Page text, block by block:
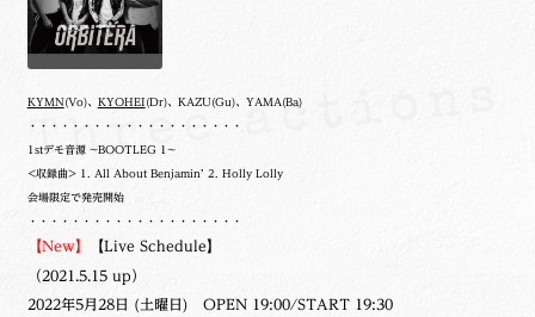
KYMN(Vo)、 KYOHEI (Dr)、KAZU(Gu)、YAMA(Ba)
・・・・・・・・・・・・・・・・・・・・
1stデモ音源 ~BOOTLEG 1~
<収録曲> 1. All About Benjamin’ 2. Holly Lolly
会場限定で発売開始
・・・・・・・・・・・・・・・・・・・・
【New】 【Live Schedule】
（2021.5.15 up）
2022年5月28日 (土曜日) OPEN 19:00/START 19:30